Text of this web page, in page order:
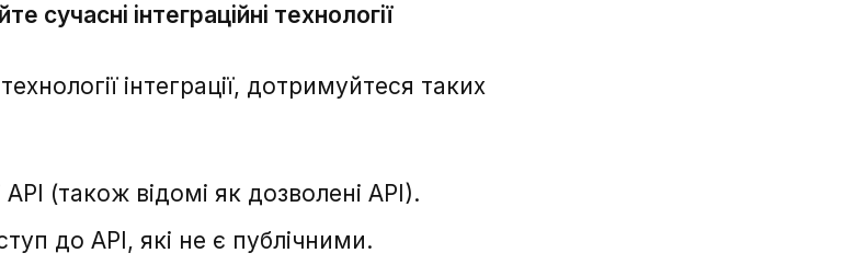
сучасні інтеграційні технології
інтеграції, дотримуйтеся таких
(також відомі як дозволені API).
до API, які не є публічними.